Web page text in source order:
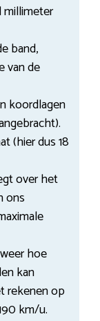
millimeter
band,
van de
koordlagen
(hier dus 18
over het
ons
hoe
kan
rekenen op
km/u.